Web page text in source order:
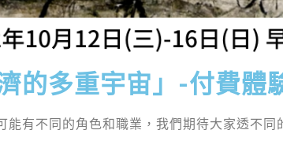
的多重宇宙」-付費體
有不同的角色和職業，我們期待大家透不